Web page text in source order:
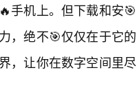
手机上。但下载和安🎯
，绝不🎯仅仅在于它的
，让你在数字空间里尽